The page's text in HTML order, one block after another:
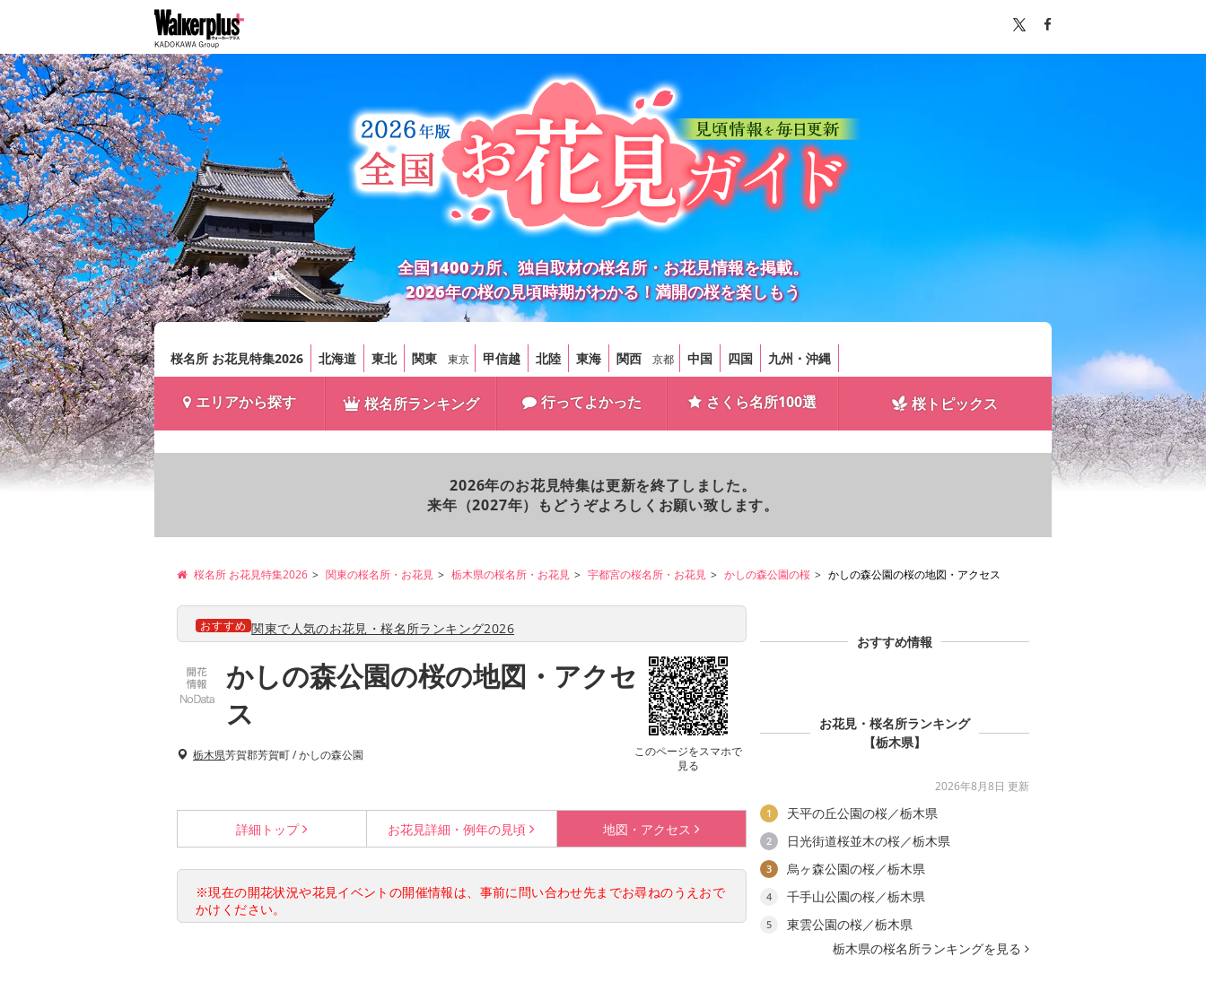
全国1400カ所、独自取材の桜名所・お花見情報を掲載。
2026年の桜の見頃時期がわかる！満開の桜を楽しもう
桜名所 お花見特集2026 北海道 東北 関東 東京 甲信越 北陸 東海 関西 京都 中国 四国 九州・沖縄
エリアから探す 桜名所ランキング 行ってよかった さくら名所100選 桜トピックス
2026年のお花見特集は更新を終了しました。
来年（2027年）もどうぞよろしくお願い致します。
桜名所 お花見特集2026 関東の桜名所・お花見 栃木県の桜名所・お花見 宇都宮の桜名所・お花見 かしの森公園の桜 かしの森公園の桜の地図・アクセス
おすすめ 関東で人気のお花見・桜名所ランキング2026
かしの森公園の桜の地図・アクセ
ス
このページをスマホで
見る
栃木県芳賀郡芳賀町 / かしの森公園
詳細 トップ お花見詳細・例年の見頃 地図・ アクセス
※現在の開花状況や花見イベントの開催情報は、事前に問い合わせ先までお尋ねのうえおで
かけください。
おすすめ情報
お花見・桜名所ランキング
【栃木県】
2026年8月8日 更新
1 天平の丘公園の桜／栃木県
2 日光街道桜並木の桜／栃木県
3 烏ヶ森公園の桜／栃木県
4 千手山公園の桜／栃木県
5
東雲公園の桜／栃木県
栃木県の桜名所ランキングを見る